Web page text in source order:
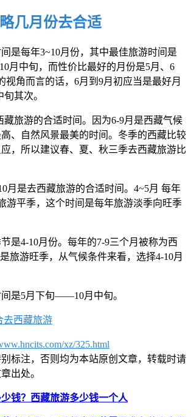
几月份去合适
是每年3~10月份，其中最佳旅游时间是
月中旬，而性价比最好的月份是5月、6
视角而言的话，6月到9月初应当是最好月
其次。
藏旅游的合适时间。因为6-9月是西藏气候
、自然风景最美的时间。冬季的西藏比较
，所以建议春、夏、秋三季去西藏旅游比
月是去西藏旅游的合适时间。4~5月 每年
游平季，这个时间是每年旅游淡季向旺季
是4-10月份。每年的7-9三个月被称为西
旅游旺季，从气候条件来看，选择4-10月
是5月下旬——10月中旬。
去西藏旅游
xz/325.html
别标注，否则均为本站原创文章，转载时请
出处。
钱？西藏旅游多少钱一个人